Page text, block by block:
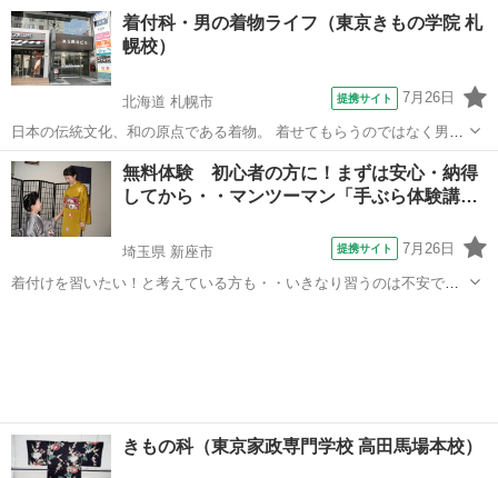
す。 今すぐでなくても・・資格を取得しておくと・・将来の夢が広が
ります また当校もマンツーマンお...
埼玉 越谷市 着付け
着付科・男の着物ライフ（東京きもの学院 札
幌校）
北海道 札幌市 提携サイト 7月26日
日本の伝統文化、和の原点である着物。 着せてもらうのではなく男性
自ら袖を通して帯を結ぶ、ちょっと素敵だと思いませんか。 着物の約
束事やTPOを知ることは粋な男のたしなみ。 スーツを卒業した方、着
物に興味のある若い方、この機会...
北海道 札幌市 着付け
無料体験 初心者の方に！まずは安心・納得
してから・・マンツーマン「手ぶら体験講…
埼玉県 新座市 提携サイト 7月26日
着付けを習いたい！と考えている方も・・いきなり習うのは不安です
きもの科（東京家政専門学校 高田馬場本校）